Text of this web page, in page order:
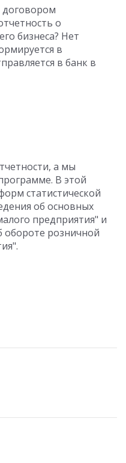
договором
о
бизнеса? Нет
в
в банк в
а мы
В этой
статистической
об основных
предприятия" и
розничной